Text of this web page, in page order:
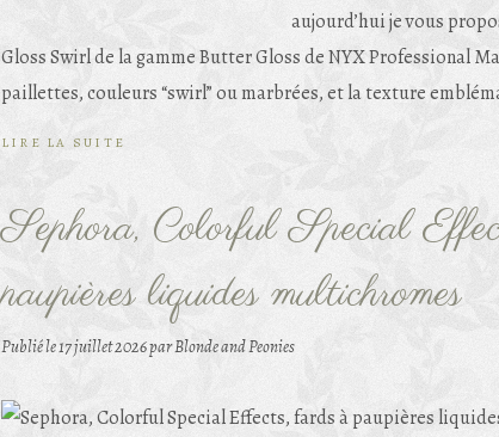
aujourd’hui je vous
Gloss Swirl de la gamme Butter Gloss de NYX Professional
paillettes, couleurs “swirl” ou marbrées, et la texture
LIRE LA SUITE
Sephora, Colorful Special
paupières liquides multichromes
Publié le17 juillet 2026par Blonde and Peonies